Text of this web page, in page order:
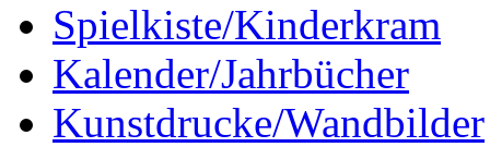
Spielkiste/Kinderkram
Kalender/Jahrbücher
Kunstdrucke/Wandbilder